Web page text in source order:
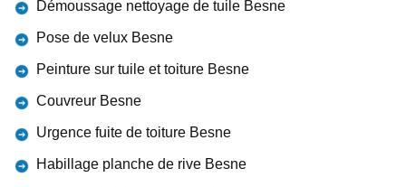
Démoussage nettoyage de tuile Besne
Pose de velux Besne
Peinture sur tuile et toiture Besne
Couvreur Besne
Urgence fuite de toiture Besne
Habillage planche de rive Besne